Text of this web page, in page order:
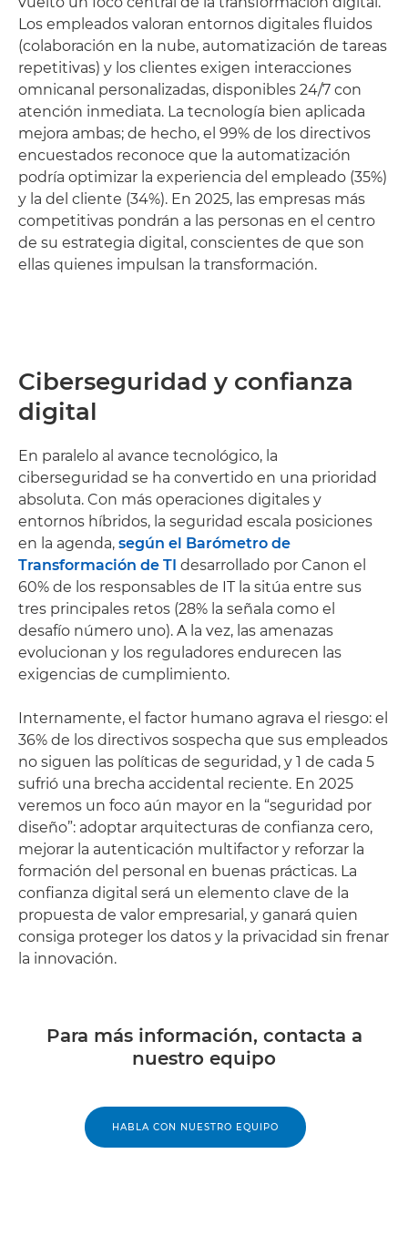
Los empleados valoran entornos digitales fluidos
(colaboración en la nube, automatización de tareas
repetitivas) y los clientes exigen interacciones
omnicanal personalizadas, disponibles 24/7 con
atención inmediata. La tecnología bien aplicada
mejora ambas; de hecho, el 99% de los directivos
encuestados reconoce que la automatización
podría optimizar la experiencia del empleado (35%)
y la del cliente (34%). En 2025, las empresas más
competitivas pondrán a las personas en el centro
de su estrategia digital, conscientes de que son
ellas quienes impulsan la transformación.
Ciberseguridad y confianza
digital
En paralelo al avance tecnológico, la
ciberseguridad se ha convertido en una prioridad
absoluta. Con más operaciones digitales y
entornos híbridos, la seguridad escala posiciones
en la agenda, según el Barómetro de
Transformación de TI desarrollado por Canon el
60% de los responsables de IT la sitúa entre sus
tres principales retos (28% la señala como el
desafío número uno). A la vez, las amenazas
evolucionan y los reguladores endurecen las
exigencias de cumplimiento.
Internamente, el factor humano agrava el riesgo: el
36% de los directivos sospecha que sus empleados
no siguen las políticas de seguridad, y 1 de cada 5
sufrió una brecha accidental reciente. En 2025
veremos un foco aún mayor en la “seguridad por
diseño”: adoptar arquitecturas de confianza cero,
mejorar la autenticación multifactor y reforzar la
formación del personal en buenas prácticas. La
confianza digital será un elemento clave de la
propuesta de valor empresarial, y ganará quien
consiga proteger los datos y la privacidad sin frenar
la innovación.
Para más información, contacta a
nuestro equipo
HABLA CON NUESTRO EQUIPO